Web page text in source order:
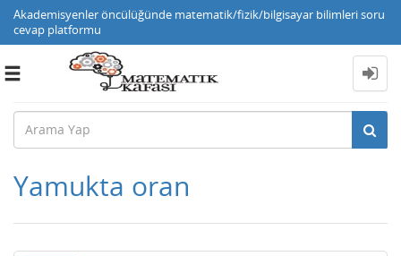
Akademisyenler öncülüğünde matematik/fizik/bilgisayar bilimleri soru
cevap platformu
Toggle
Yamukta oran